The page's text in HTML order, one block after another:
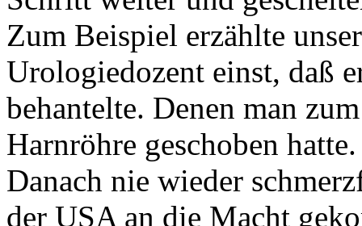
Zum Beispiel erzählte
Urologiedozent einst, daß
behantelte. Denen man
Harnröhre geschoben
Danach nie wieder
der USA an die Macht